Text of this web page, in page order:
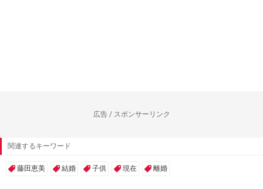
広告 / スポンサーリンク
関連するキーワード
藤田恵美 結婚 子供 現在 離婚